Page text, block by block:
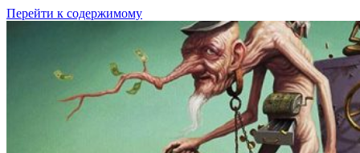
Перейти к содержимому